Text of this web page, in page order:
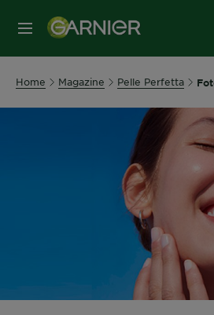
MENU
Home Magazine Pelle Perfetta